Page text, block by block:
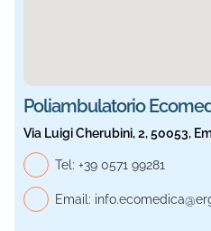
Poliambulatorio
Via Luigi Cherubini, 2, 50053,
Tel: Telefono generale,
+39 0571 99281
Email: